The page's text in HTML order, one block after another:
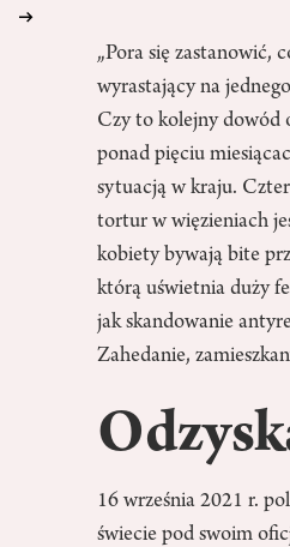
„Pora się zastanowić,
wyrastający na
Czy to kolejny dowód
ponad pięciu
sytuacją w kraju.
tortur w więzieniach
kobiety bywają bite
którą uświetnia duży
jak skandowanie
Zahedanie,
16 września 2021 r.
świecie pod swoim